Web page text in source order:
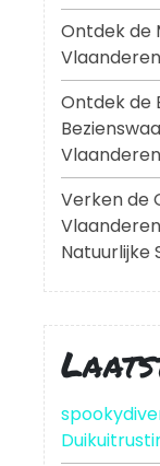
Ontdek de
Ontdek de
Vlaanderen
Verken de
Natuurlijke